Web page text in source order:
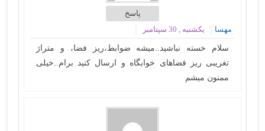
پاسخ
مهسا
یکشنبه , 30 سپتامبر
سلام خسته نباشید..میشه ضوابط،ریز فضا، و متراژ
تغریبی ریز فضاهای خوابگاه و ارسال کنید برام..خیلی
ممنون میشم